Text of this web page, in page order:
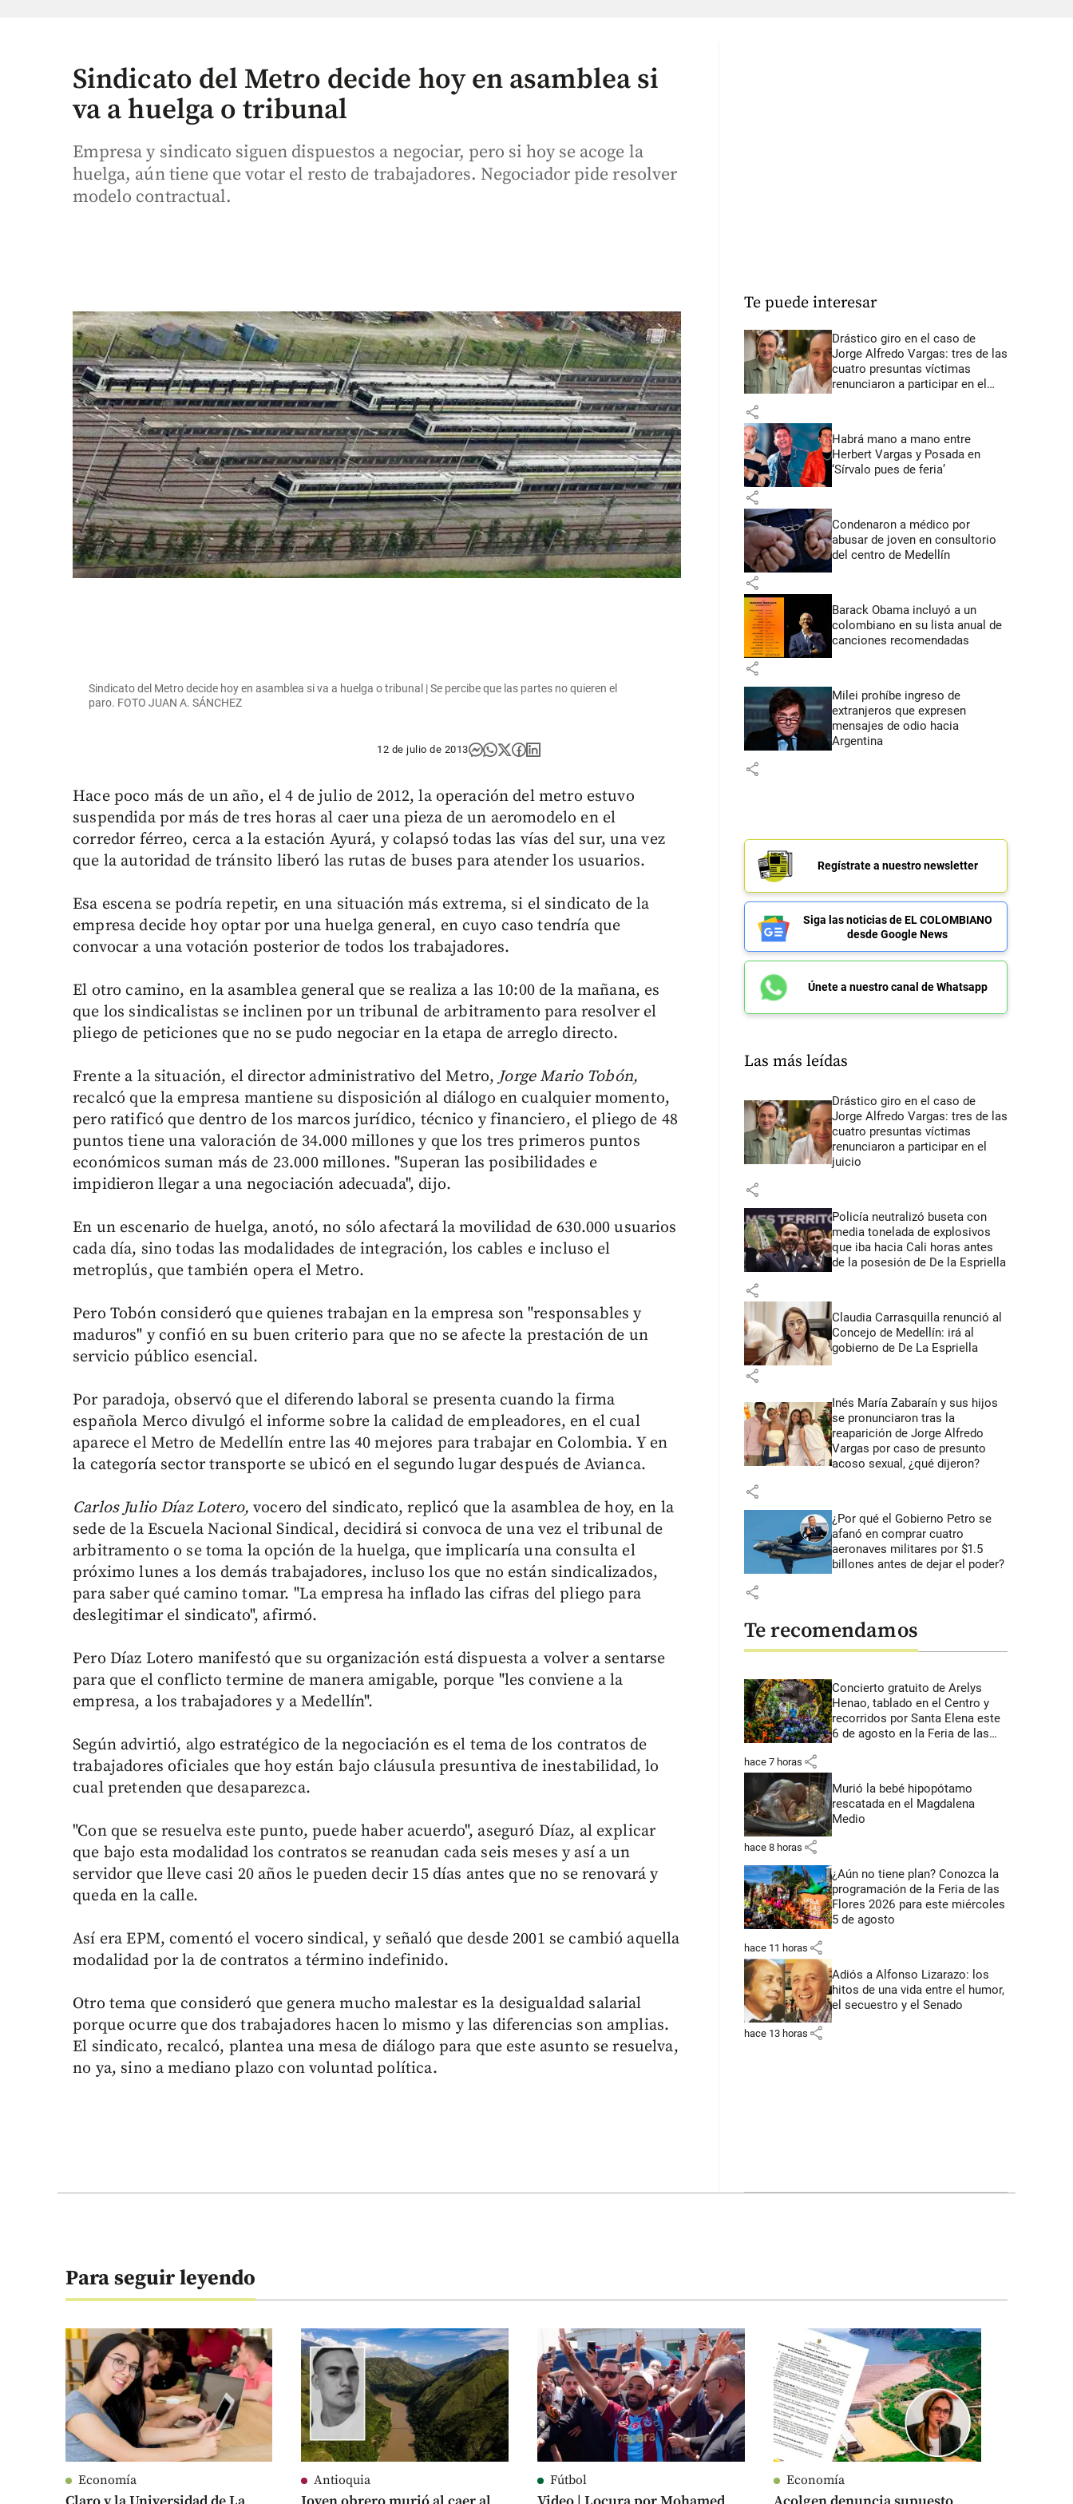
Sindicato del Metro decide hoy en asamblea si
va a huelga o tribunal
Empresa y sindicato siguen dispuestos a negociar, pero si hoy se acoge la
huelga, aún tiene que votar el resto de trabajadores. Negociador pide resolver
modelo contractual.
Sindicato del Metro decide hoy en asamblea si va a huelga o tribunal | Se percibe que las partes no quieren el
paro. FOTO JUAN A. SÁNCHEZ
12 de julio de 2013
Hace poco más de un año, el 4 de julio de 2012, la operación del metro estuvo
suspendida por más de tres horas al caer una pieza de un aeromodelo en el
corredor férreo, cerca a la estación Ayurá, y colapsó todas las vías del sur, una vez
que la autoridad de tránsito liberó las rutas de buses para atender los usuarios.
Esa escena se podría repetir, en una situación más extrema, si el sindicato de la
empresa decide hoy optar por una huelga general, en cuyo caso tendría que
convocar a una votación posterior de todos los trabajadores.
El otro camino, en la asamblea general que se realiza a las 10:00 de la mañana, es
que los sindicalistas se inclinen por un tribunal de arbitramento para resolver el
pliego de peticiones que no se pudo negociar en la etapa de arreglo directo.
Frente a la situación, el director administrativo del Metro,Jorge Mario Tobón,
recalcó que la empresa mantiene su disposición al diálogo en cualquier momento,
pero ratificó que dentro de los marcos jurídico, técnico y financiero, el pliego de 48
puntos tiene una valoración de 34.000 millones y que los tres primeros puntos
económicos suman más de 23.000 millones. "Superan las posibilidades e
impidieron llegar a una negociación adecuada", dijo.
En un escenario de huelga, anotó, no sólo afectará la movilidad de 630.000 usuarios
cada día, sino todas las modalidades de integración, los cables e incluso el
metroplús, que también opera el Metro.
Pero Tobón consideró que quienes trabajan en la empresa son "responsables y
maduros" y confió en su buen criterio para que no se afecte la prestación de un
servicio público esencial.
Por paradoja, observó que el diferendo laboral se presenta cuando la firma
española Merco divulgó el informe sobre la calidad de empleadores, en el cual
aparece el Metro de Medellín entre las 40 mejores para trabajar en Colombia. Y en
la categoría sector transporte se ubicó en el segundo lugar después de Avianca.
Carlos Julio Díaz Lotero,vocero del sindicato, replicó que la asamblea de hoy, en la
sede de la Escuela Nacional Sindical, decidirá si convoca de una vez el tribunal de
arbitramento o se toma la opción de la huelga, que implicaría una consulta el
próximo lunes a los demás trabajadores, incluso los que no están sindicalizados,
para saber qué camino tomar. "La empresa ha inflado las cifras del pliego para
deslegitimar el sindicato", afirmó.
Pero Díaz Lotero manifestó que su organización está dispuesta a volver a sentarse
para que el conflicto termine de manera amigable, porque "les conviene a la
empresa, a los trabajadores y a Medellín".
Según advirtió, algo estratégico de la negociación es el tema de los contratos de
trabajadores oficiales que hoy están bajo cláusula presuntiva de inestabilidad, lo
cual pretenden que desaparezca.
"Con que se resuelva este punto, puede haber acuerdo", aseguró Díaz, al explicar
que bajo esta modalidad los contratos se reanudan cada seis meses y así a un
servidor que lleve casi 20 años le pueden decir 15 días antes que no se renovará y
queda en la calle.
Así era EPM, comentó el vocero sindical, y señaló que desde 2001 se cambió aquella
modalidad por la de contratos a término indefinido.
Otro tema que consideró que genera mucho malestar es la desigualdad salarial
porque ocurre que dos trabajadores hacen lo mismo y las diferencias son amplias.
El sindicato, recalcó, plantea una mesa de diálogo para que este asunto se resuelva,
no ya, sino a mediano plazo con voluntad política.
Te puede interesar
Drástico giro en el caso de
Jorge Alfredo Vargas: tres de las
cuatro presuntas víctimas
renunciaron a participar en el
share
Habrá mano a mano entre
Herbert Vargas y Posada en
‘Sírvalo pues de feria’
share
Condenaron a médico por
abusar de joven en consultorio
del centro de Medellín
share
Barack Obama incluyó a un
colombiano en su lista anual de
canciones recomendadas
share
Milei prohíbe ingreso de
extranjeros que expresen
mensajes de odio hacia
Argentina
share
Regístrate a nuestro newsletter
Siga las noticias de EL COLOMBIANO
desde Google News
Únete a nuestro canal de Whatsapp
Las más leídas
Drástico giro en el caso de
Jorge Alfredo Vargas: tres de las
cuatro presuntas víctimas
renunciaron a participar en el
juicio
share
Policía neutralizó buseta con
media tonelada de explosivos
que iba hacia Cali horas antes
de la posesión de De la Espriella
share
Claudia Carrasquilla renunció al
Concejo de Medellín: irá al
gobierno de De La Espriella
share
Inés María Zabaraín y sus hijos
se pronunciaron tras la
reaparición de Jorge Alfredo
Vargas por caso de presunto
acoso sexual, ¿qué dijeron?
share
¿Por qué el Gobierno Petro se
afanó en comprar cuatro
aeronaves militares por $1.5
billones antes de dejar el poder?
share
Te recomendamos
Concierto gratuito de Arelys
Henao, tablado en el Centro y
recorridos por Santa Elena este
6 de agosto en la Feria de las
hace 7 horas share
Murió la bebé hipopótamo
rescatada en el Magdalena
Medio
hace 8 horas share
¿Aún no tiene plan? Conozca la
programación de la Feria de las
Flores 2026 para este miércoles
5 de agosto
hace 11 horas share
Adiós a Alfonso Lizarazo: los
hitos de una vida entre el humor,
el secuestro y el Senado
hace 13 horas share
Para seguir leyendo
Economía Antioquia Fútbol Economía